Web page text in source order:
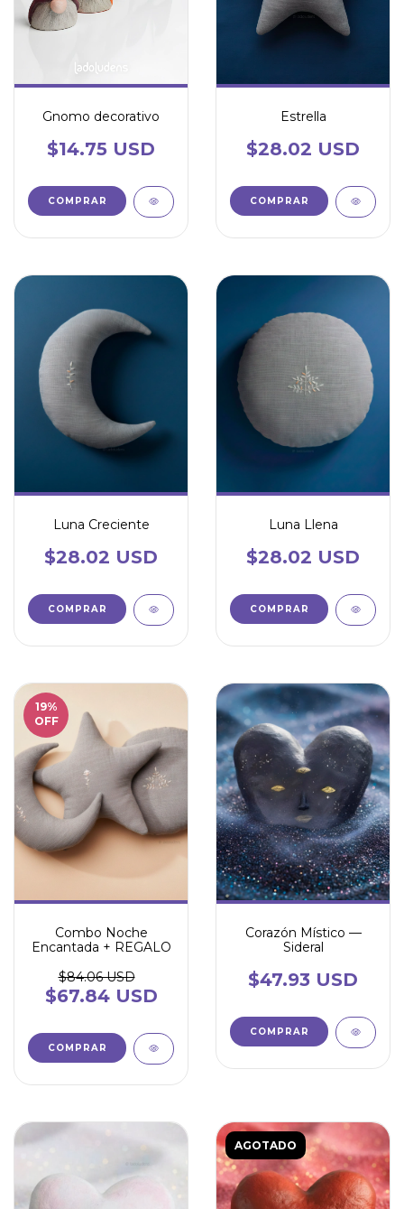
Gnomo decorativo
$14.75 USD
COMPRAR
Estrella
$28.02 USD
Luna Creciente
$28.02 USD
Luna Llena
$28.02 USD
19%
OFF
Combo Noche
Encantada + REGALO
$84.06 USD
$67.84 USD
Corazón Místico —
Sideral
$47.93 USD
AGOTADO